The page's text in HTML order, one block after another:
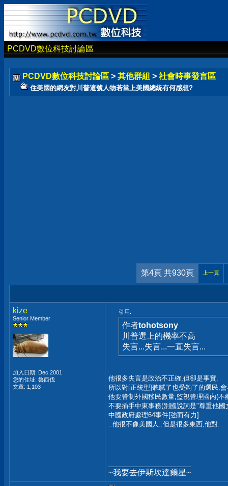
PCDVD數位科技討論區
PCDVD數位科技討論區 > 其他群組 > 社會時事發言區
住美國的網友對川普這號人物若當上美國總統有何感想?
第4頁 共930頁 上一頁
kize
Senior Member
加入日期: Dec 2001
您的住址: 魯西伐
文章: 1,103
引用:
作者tohotsony
川普選上的機率不高
失言...失言...一直失言...
他很多失言是政治不正確,但卻是事實.
所以對[正統型]聽膩了也受夠了的選民.
他要管制外國移民數量,監視管理國內(不
不要插手中東事務(別國說詞是"尊重他國
中國政府處理64事件[強而有力]
..他很不像美國人..但是很多東西,他對.
~我要去伊斯坎達爾星~